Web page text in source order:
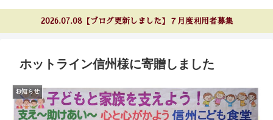
2026.07.08【ブログ更新しました】７月度利用者募集
ホットライン信州様に寄贈しました
お知らせ